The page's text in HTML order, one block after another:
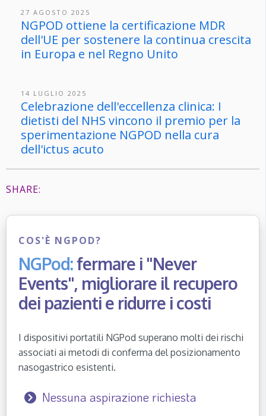
27 AGOSTO 2025
NGPOD ottiene la certificazione MDR
dell'UE per sostenere la continua crescita
in Europa e nel Regno Unito
14 LUGLIO 2025
Celebrazione dell'eccellenza clinica: I
dietisti del NHS vincono il premio per la
sperimentazione NGPOD nella cura
dell'ictus acuto
SHARE:
COS'È NGPOD?
NGPod:fermare i "Never
Events", migliorare il recupero
dei pazienti e ridurre i costi
I dispositivi portatili NGPod superano molti dei rischi
associati ai metodi di conferma del posizionamento
nasogastrico esistenti.
Nessuna aspirazione richiesta